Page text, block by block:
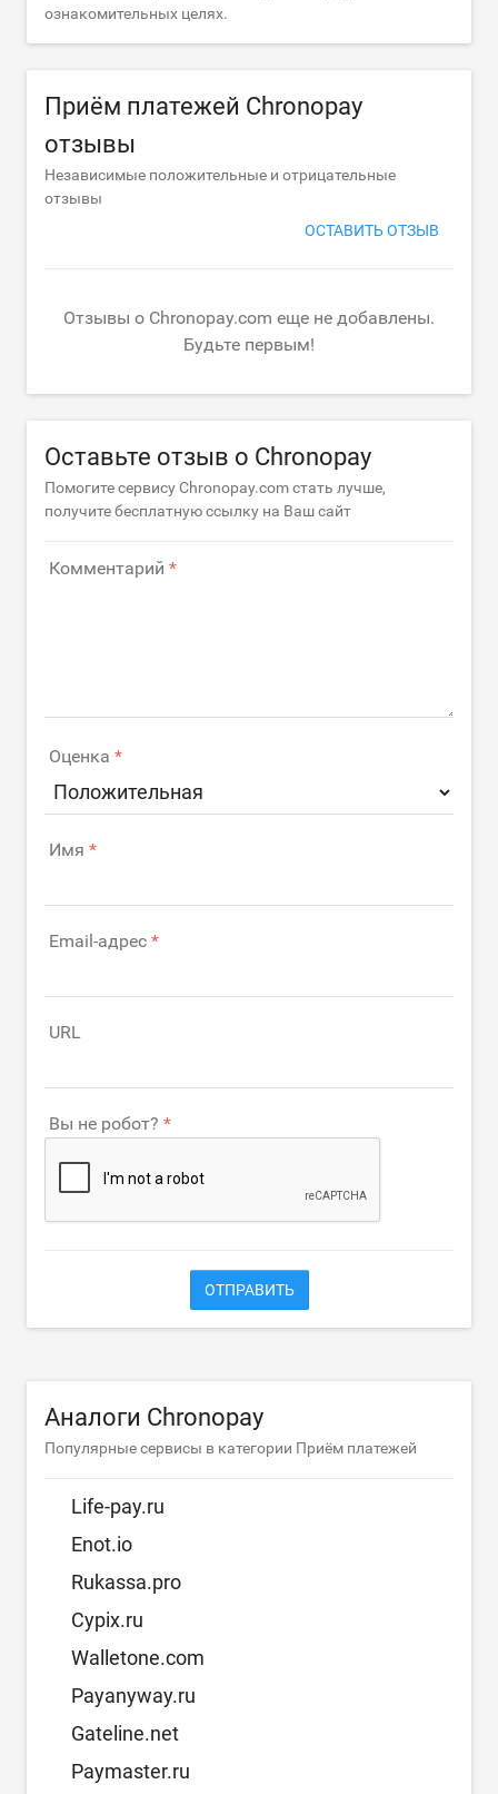
ознакомительных целях.
Приём платежей Chronopay
отзывы
Независимые положительные и отрицательные
отзывы
ОСТАВИТЬ ОТЗЫВ
Отзывы о Chronopay.com еще не добавлены.
Будьте первым!
Оставьте отзыв о Chronopay
Помогите сервису Chronopay.com стать лучше,
получите бесплатную ссылку на Ваш сайт
Комментарий
Оценка
Имя
Email-адрес
URL
Вы не робот?
ОТПРАВИТЬ
Аналоги Chronopay
Популярные сервисы в категории Приём платежей
Life-pay.ru
Enot.io
Rukassa.pro
Cypix.ru
Walletone.com
Payanyway.ru
Gateline.net
Paymaster.ru